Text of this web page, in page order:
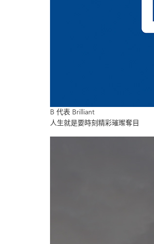
B 代表 Brilliant
人生就是要時刻精彩璀璨奪目